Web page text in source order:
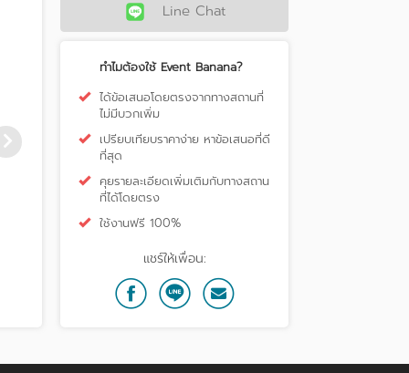
Line Chat
ทำไมต้องใช้ Event Banana?
ได้ข้อเสนอโดยตรงจากทางสถานที่
ไม่มีบวกเพิ่ม
เปรียบเทียบราคาง่าย หาข้อเสนอที่ดี
ที่สุด
คุยรายละเอียดเพิ่มเติมกับทางสถาน
ที่ได้โดยตรง
ใช้งานฟรี 100%
แชร์ให้เพื่อน: